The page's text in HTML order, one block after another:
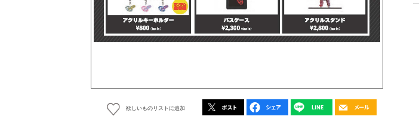
欲しいものリストに追加